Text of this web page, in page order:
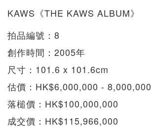
KAWS《THE KAWS ALBUM》
拍品編號：8
創作時間：2005年
尺寸：101.6 x 101.6cm
估價：HK$6,000,000 - 8,000,000
落槌價：HK$100,000,000
成交價：HK$115,966,000